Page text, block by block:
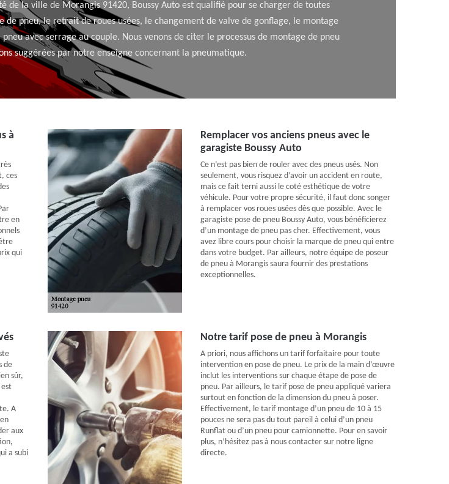
de la ville de Morangis 91420, Boussy Auto est qualifié pour se charger de toutes
pneu, le retrait de roues usées, le changement de valve de gonflage, le montage
avec serrage au couple. Nous venons de citer le processus de montage de pneu
suggérées par notre enseigne concernant la pneumatique.
à
ces
en
qui
Remplacer vos anciens pneus avec le
garagiste Boussy Auto
Ce n’est pas bien de rouler avec des pneus usés. Non
seulement, vous risquez d’avoir un accident en route,
mais ce fait terni aussi le coté esthétique de votre
véhicule. Pour votre propre sécurité, il faut donc songer
à remplacer vos roues usées dès que possible. Avec le
garagiste pose de pneu Boussy Auto, vous bénéficierez
d’un montage de pneu pas cher. Effectivement, vous
avez libre cours pour choisir la marque de pneu qui entre
dans votre budget. Par ailleurs, notre équipe de poseur
de pneu à Morangis saura fournir des prestations
exceptionnelles.
de
sûr,
A
aux
a subi
Notre tarif pose de pneu à Morangis
A priori, nous affichons un tarif forfaitaire pour toute
intervention en pose de pneu. Le prix de la main d’œuvre
inclut les interventions sur chaque étape de pose de
pneu. Par ailleurs, le tarif pose de pneu appliqué variera
surtout en fonction de la dimension du pneu à poser.
Effectivement, le tarif montage d’un pneu de 10 à 15
pouces ne sera pas du tout pareil à celui d’un pneu
Runflat ou d’un pneu pour camionnette. Pour en savoir
plus, n’hésitez pas à nous contacter sur notre ligne
directe.